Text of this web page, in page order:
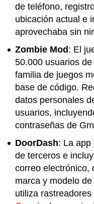
de teléfono,
ubicación actual e
aprovechaba sin
Zombie Mod: El
50.000 usuarios
familia de juegos
base de código.
datos personales
usuarios,
contraseñas de
DoorDash: La app
de terceros e
correo electrónico,
marca y modelo
utiliza